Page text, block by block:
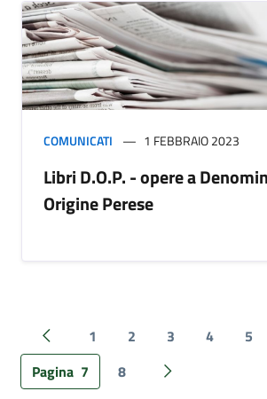
COMUNICATI 1 FEBBRAIO 2023
Libri D.O.P. - opere a
Origine Perese
Pagina precedente
1 2 3 4 5
Pagina 7 8 Pagina successiva